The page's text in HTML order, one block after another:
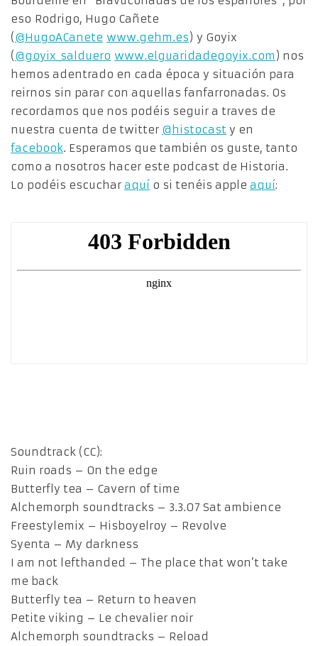
eso Rodrigo, Hugo Cañete
(@HugoACanete www.gehm.es) y Goyix
(@goyix_salduero www.elguaridadegoyix.com ) nos
hemos adentrado en cada época y situación para
reirnos sin parar con aquellas fanfarronadas. Os
recordamos que nos podéis seguir a traves de
nuestra cuenta de twitter @histocast y en
facebook. Esperamos que también os guste, tanto
como a nosotros hacer este podcast de Historia.
Lo podéis escuchar aquí o si tenéis apple aquí:
Soundtrack (CC):
Ruin roads – On the edge
Butterfly tea – Cavern of time
Alchemorph soundtracks – 3.3.07 Sat ambience
Freestylemix – Hisboyelroy – Revolve
Syenta – My darkness
I am not lefthanded – The place that won’t take
me back
Butterfly tea – Return to heaven
Petite viking – Le chevalier noir
Alchemorph soundtracks – Reload